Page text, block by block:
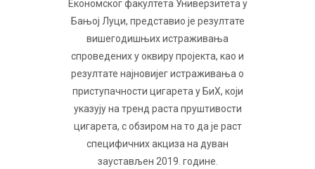
Економског факултета Универзитета у
Бањој Луци, представио је резултате
вишегодишњих истраживања
спроведених у оквиру пројекта, као и
резултате најновијег истраживања о
приступачности цигарета у БиХ, који
указују на тренд раста пруштивости
цигарета, с обзиром на то да је раст
специфичних акциза на дуван
заустављен 2019. године.